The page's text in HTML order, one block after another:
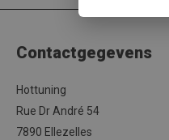
Contactgegevens
Hottuning
Rue Dr André 54
7890 Ellezelles